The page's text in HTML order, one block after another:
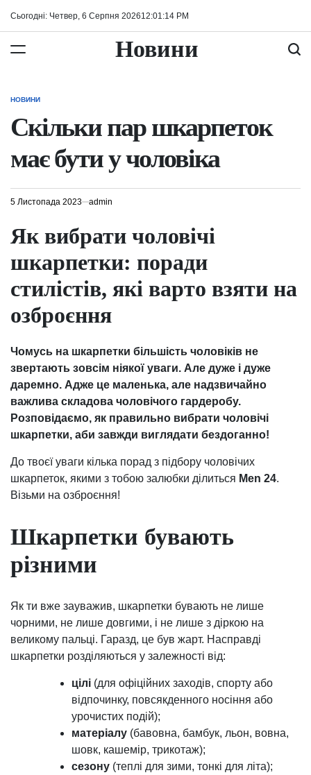
Сьогодні: Четвер, 6 Серпня 202612:01 :16 PM
Новини
ОПУБЛІКУВАТИ
НОВИНИ
Скільки пар шкарпеток
має бути у чоловіка
5 Листопада 2023 admin
Як вибрати чоловічі
шкарпетки: поради
стилістів, які варто взяти на
озброєння
Чомусь на шкарпетки більшість чоловіків не
звертають зовсім ніякої уваги. Але дуже і дуже
даремно. Адже це маленька, але надзвичайно
важлива складова чоловічого гардеробу.
Розповідаємо, як правильно вибрати чоловічі
шкарпетки, аби завжди виглядати бездоганно!
До твоєї уваги кілька порад з підбору чоловічих
шкарпеток, якими з тобою залюбки ділиться Men 24.
Візьми на озброєння!
Шкарпетки бувають
різними
Як ти вже зауважив, шкарпетки бувають не лише
чорними, не лише довгими, і не лише з діркою на
великому пальці. Гаразд, це був жарт. Насправді
шкарпетки розділяються у залежності від:
цілі (для офіційних заходів, спорту або
відпочинку, повсякденного носіння або
урочистих подій);
матеріалу (бавовна, бамбук, льон, вовна,
шовк, кашемір, трикотаж);
сезону (теплі для зими, тонкі для літа);